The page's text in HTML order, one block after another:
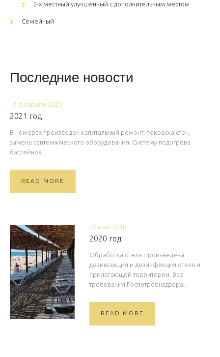
2-х местный улучшенный с дополнительным местом
Семейный
Последние новости
17 февраля, 2021
2021 год
В номерах произведен капитальный ремонт, покраска стен,
замена сантехнического оборудования. Систему подогрева
бассейнов...
READ MORE
22 мая, 2018
2020 год
Обработка отеля Произведена
дезинсекция и дезинфекция отеля и
прилегающей территории. Все
требования Роспотребнадзора...
READ MORE